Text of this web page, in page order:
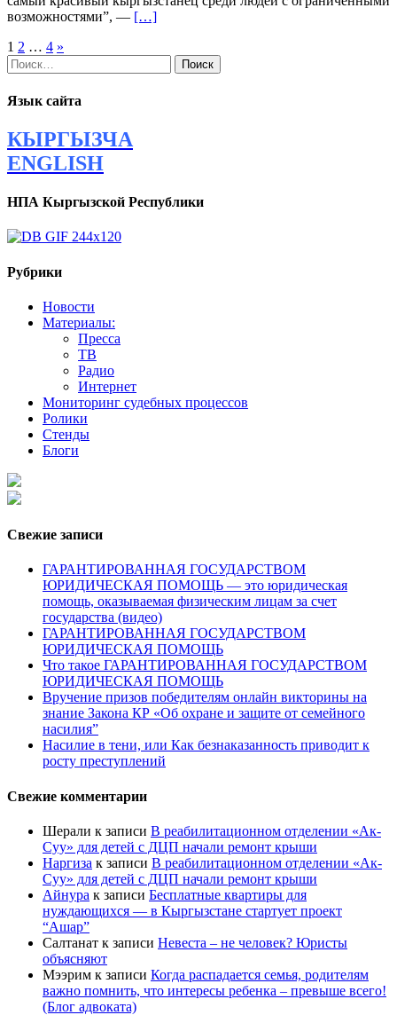
возможностями”, — […]
Навигация
по
записям
1 2 … 4 »
Найти:
Язык сайта
КЫРГЫЗЧА
ENGLISH
НПА Кыргызской Республики
Рубрики
Новости
Материалы:
Пресса
ТВ
Радио
Интернет
Мониторинг судебных процессов
Ролики
Стенды
Блоги
Свежие записи
ГАРАНТИРОВАННАЯ ГОСУДАРСТВОМ
ЮРИДИЧЕСКАЯ ПОМОЩЬ — это юридическая
помощь, оказываемая физическим лицам за счет
государства (видео)
ГАРАНТИРОВАННАЯ ГОСУДАРСТВОМ
ЮРИДИЧЕСКАЯ ПОМОЩЬ
Что такое ГАРАНТИРОВАННАЯ ГОСУДАРСТВОМ
ЮРИДИЧЕСКАЯ ПОМОЩЬ
Вручение призов победителям онлайн викторины на
знание Закона КР «Об охране и защите от семейного
насилия”
Насилие в тени, или Как безнаказанность приводит к
росту преступлений
Свежие комментарии
Шерали к записи В реабилитационном отделении «Ак-
Суу» для детей с ДЦП начали ремонт крыши
Наргиза к записи В реабилитационном отделении «Ак-
Суу» для детей с ДЦП начали ремонт крыши
Айнура к записи Бесплатные квартиры для
нуждающихся — в Кыргызстане стартует проект
“Ашар”
Салтанат к записи Невеста – не человек? Юристы
объясняют
Мээрим к записи Когда распадается семья, родителям
важно помнить, что интересы ребенка – превыше всего!
(Блог адвоката)